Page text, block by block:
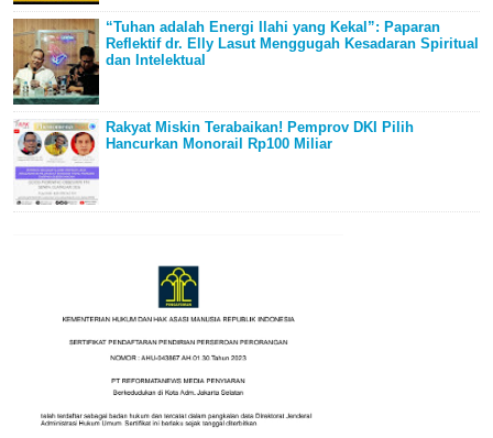
“Tuhan adalah Energi Ilahi yang Kekal”: Paparan
Reflektif dr. Elly Lasut Menggugah Kesadaran Spiritual
dan Intelektual
Rakyat Miskin Terabaikan! Pemprov DKI Pilih
Hancurkan Monorail Rp100 Miliar